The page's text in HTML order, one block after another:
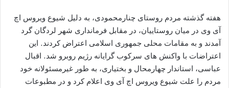
هفته گذشته مردم روستای چنارمحمودی، به دلیل شیوع ویروس اچ
آی وی در میان روستاییان، در مقابل فرمانداری شهر لردگان گرد
آمدند و به مقامات محلی جمهوری اسلامی اعتراض کردند. این
اعتراضات با واکنش های سرکوب گرایانه رژیم روبرو شد. اقبال
عباسی، استاندار چهارمحال و بختیاری، به طور غیرمسئولانه خود
مردم را علت شیوع ویروس اچ آی وی اعلام کرد و در مطبوعات